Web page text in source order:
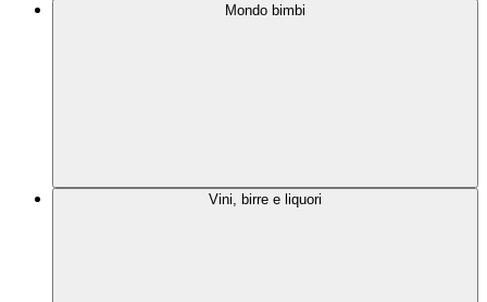
Mondo bimbi
Vini, birre e liquori